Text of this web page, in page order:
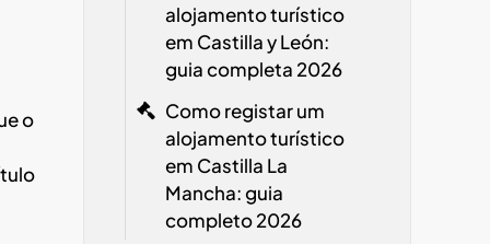
o
alojamento turístico
em Castilla y León:
guia completa 2026
Como registar um
alojamento turístico
em Castilla La
Mancha: guia
completo 2026